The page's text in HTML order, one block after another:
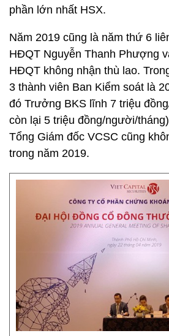
phần lớn nhất HSX.
Năm 2019 cũng là năm thứ 6
HĐQT Nguyễn Thanh Phượng
HĐQT không nhận thù lao.
3 thành viên Ban Kiểm soát là
đó Trưởng BKS lĩnh 7 triệu
còn lại 5 triệu đồng/người/
Tổng Giám đốc VCSC cũng
trong năm 2019.